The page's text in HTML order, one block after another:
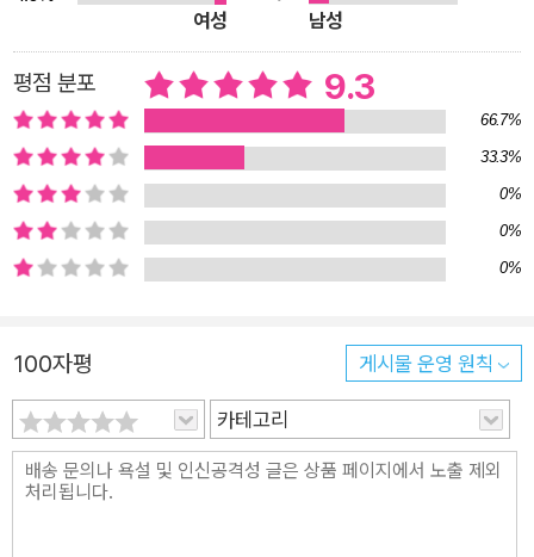
명작선> 도서 중 일부를 포함, 그간 우리 문학 토양을 단단하고
풍요롭게 다져온 작품들로 앞으로 더욱 충만해질 <문지클래식>
은, 각 작품들의 현대적 가치를 새롭게 새기고 젊은 독자들과 시
간의 벽을 넘어 소통해낼 준비를 마쳤다. 우리 사회 가장 깊은 곳
에 마르지 않는 언어의 샘을 마련할 <문지클래식>의 앞날을 기
대해본다. 관촌수필, 단 하나의 정본(定本) 출간 문지클래식의
포문을 여는 책은 이문구의 『관촌수필』이다. 이 책은 1972년부
터 6년에 걸쳐 씌어진 여덟 편의 중․단편소설을 묶어낸 연작소설
에서 태어난 저자가 일제 강점기 말엽부터 시월 유신과 새마을 운
동이 일어난 1970년대에 이르는 30여 년 동안 고향에서의 일을
풍부한 토속어를 활용해 서술하고 있다. 1화 「일락서산」부터 5화
「공산토월」까지는 ‘나’의 가족과 친구․지인이 중심인물로 등장하
는, 관촌 마을에 대한 추억담이라 할 수 있다. 6화 「관산추정」은
여성
남성
평점 분포 9.3
66.7%
33.3%
0%
0%
0%
100자평 게시물 운영 원칙
카테고리